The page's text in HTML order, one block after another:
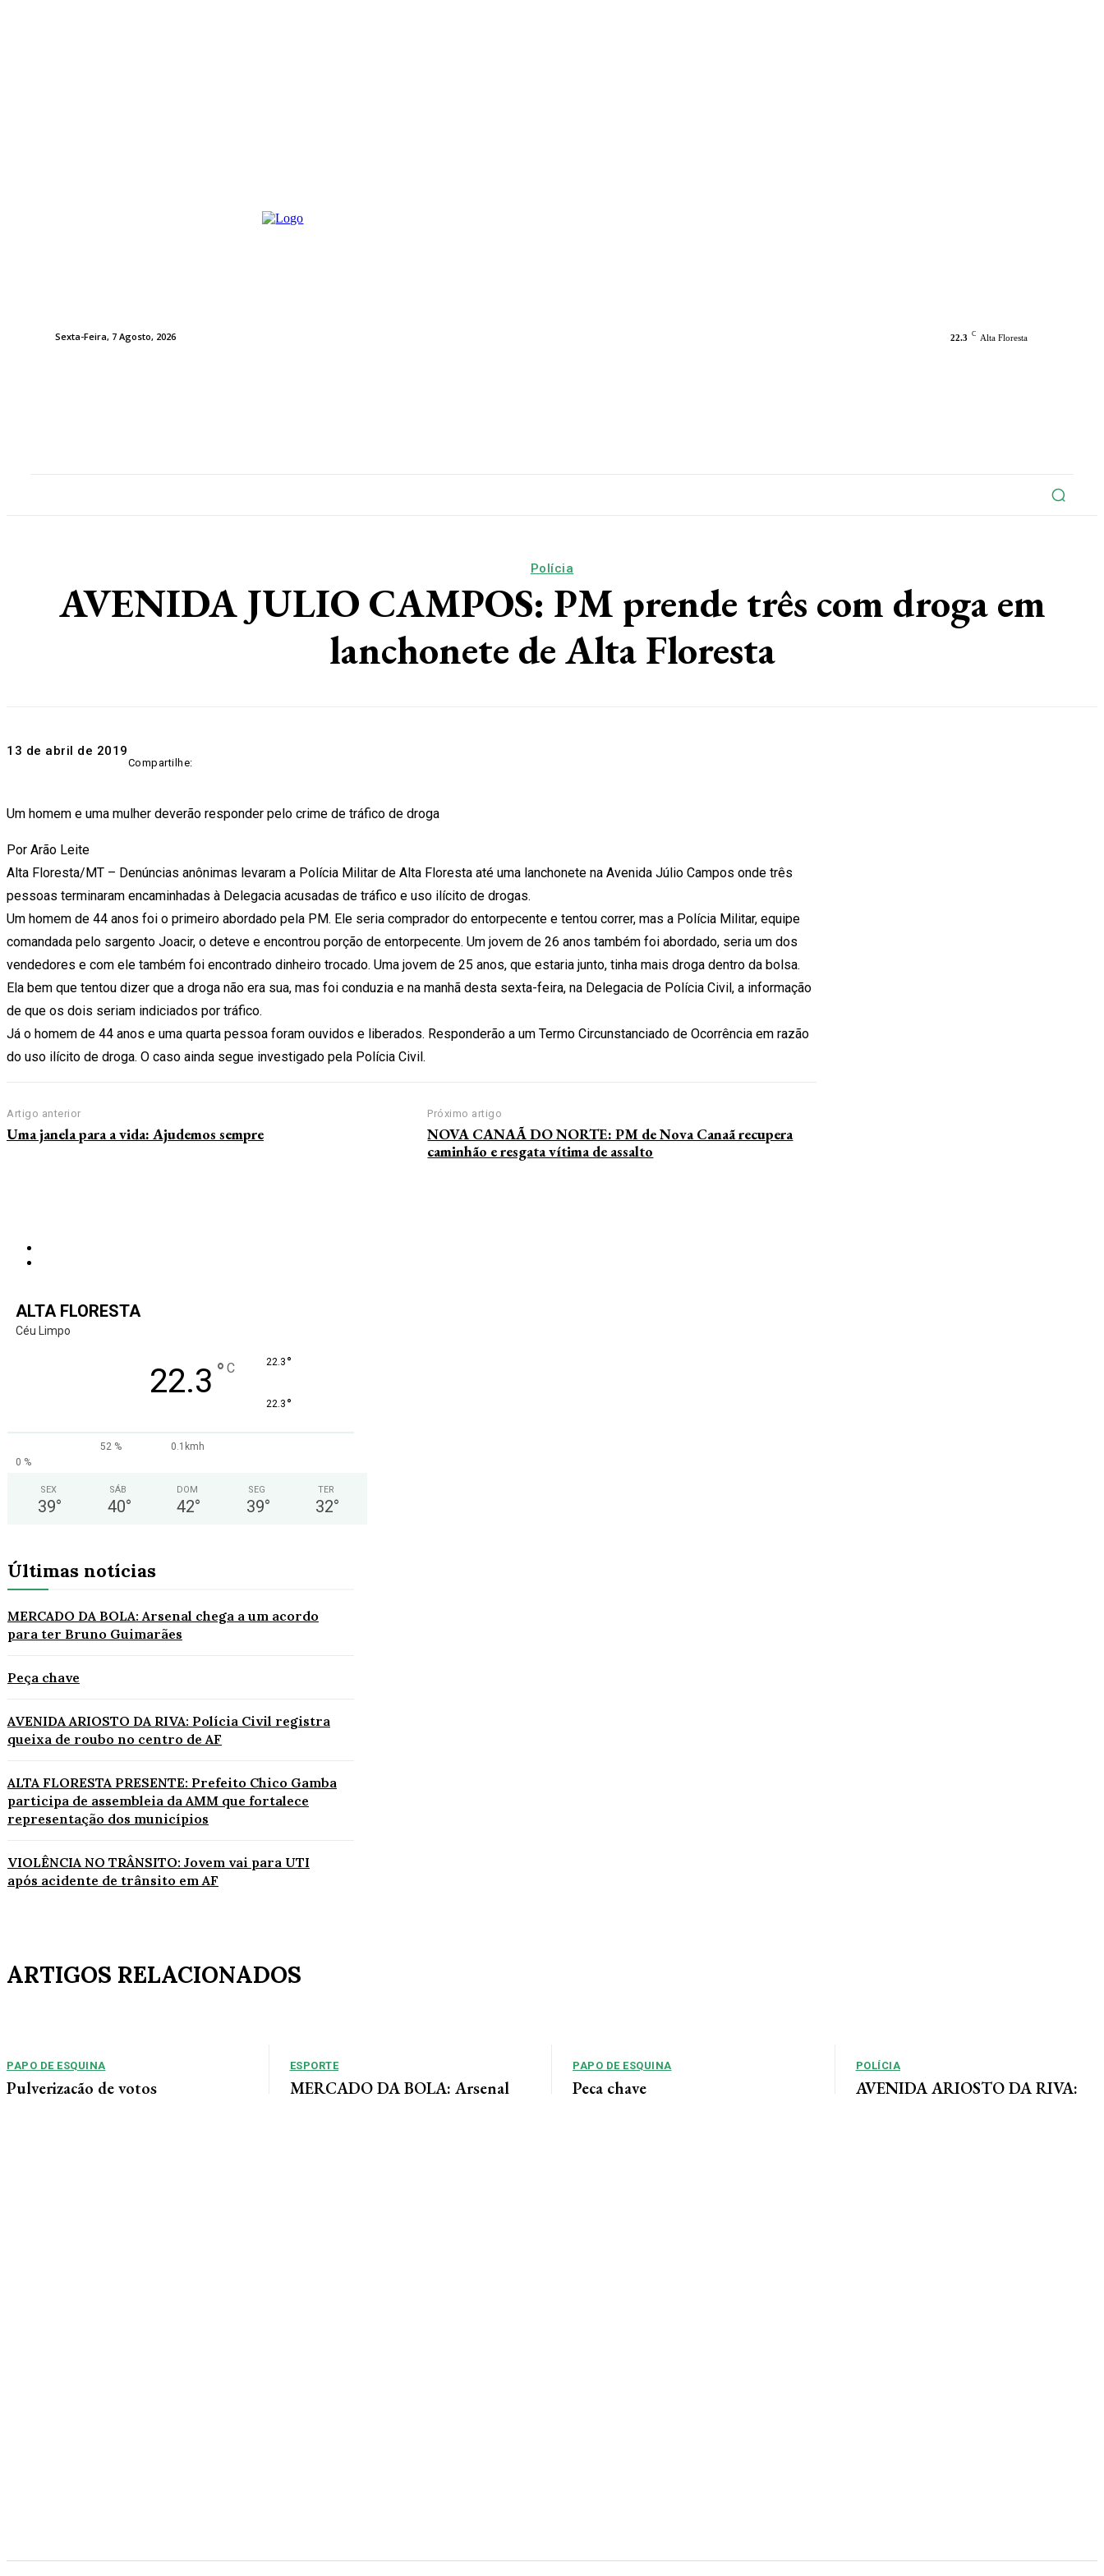
Sexta-Feira, 7 Agosto, 2026 22.3 C Alta Floresta
Polícia
AVENIDA JULIO CAMPOS: PM prende três com droga em
lanchonete de Alta Floresta
13 de abril de 2019
Compartilhe:
Um homem e uma mulher deverão responder pelo crime de tráfico de droga
Por Arão Leite
Alta Floresta/MT – Denúncias anônimas levaram a Polícia Militar de Alta Floresta até uma lanchonete na Avenida Júlio Campos onde três
pessoas terminaram encaminhadas à Delegacia acusadas de tráfico e uso ilícito de drogas.
Um homem de 44 anos foi o primeiro abordado pela PM. Ele seria comprador do entorpecente e tentou correr, mas a Polícia Militar, equipe
comandada pelo sargento Joacir, o deteve e encontrou porção de entorpecente. Um jovem de 26 anos também foi abordado, seria um dos
vendedores e com ele também foi encontrado dinheiro trocado. Uma jovem de 25 anos, que estaria junto, tinha mais droga dentro da bolsa.
Ela bem que tentou dizer que a droga não era sua, mas foi conduzia e na manhã desta sexta-feira, na Delegacia de Polícia Civil, a informação
de que os dois seriam indiciados por tráfico.
Já o homem de 44 anos e uma quarta pessoa foram ouvidos e liberados. Responderão a um Termo Circunstanciado de Ocorrência em razão
do uso ilícito de droga. O caso ainda segue investigado pela Polícia Civil.
Artigo anterior
Uma janela para a vida: Ajudemos sempre
Próximo artigo
NOVA CANAÃ DO NORTE: PM de Nova Canaã recupera
caminhão e resgata vítima de assalto
ALTA FLORESTA
Céu Limpo
22.3 ° C 22.3 °
22.3 °
52 %
0.1kmh
0 %
SEX
39°
SÁB
40°
DOM
42°
SEG
39°
TER
32°
Últimas notícias
MERCADO DA BOLA: Arsenal chega a um acordo
para ter Bruno Guimarães
Peça chave
AVENIDA ARIOSTO DA RIVA: Polícia Civil registra
queixa de roubo no centro de AF
ALTA FLORESTA PRESENTE: Prefeito Chico Gamba
participa de assembleia da AMM que fortalece
representação dos municípios
VIOLÊNCIA NO TRÂNSITO: Jovem vai para UTI
após acidente de trânsito em AF
ARTIGOS RELACIONADOS
PAPO DE ESQUINA
Pulverização de votos
ESPORTE
MERCADO DA BOLA: Arsenal
PAPO DE ESQUINA
Peça chave
POLÍCIA
AVENIDA ARIOSTO DA RIVA: